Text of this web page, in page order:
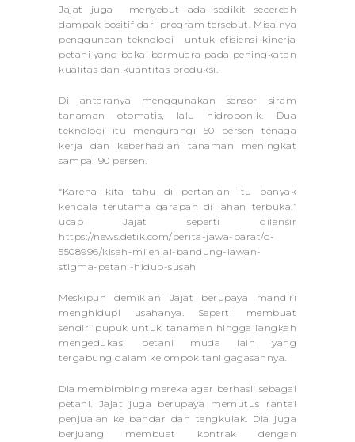
Jajat juga menyebut ada sedikit secercah
dampak positif dari program tersebut. Misalnya
penggunaan teknologi untuk efisiensi kinerja
petani yang bakal bermuara pada peningkatan
kualitas dan kuantitas produksi.
Di antaranya menggunakan sensor siram
tanaman otomatis, lalu hidroponik. Dua
teknologi itu mengurangi 50 persen tenaga
kerja dan keberhasilan tanaman meningkat
sampai 90 persen.
“Karena kita tahu di pertanian itu banyak
kendala terutama garapan di lahan terbuka,”
ucap Jajat seperti dilansir
https://news.detik.com/berita-jawa-barat/d-
5508996/kisah-milenial-bandung-lawan-
stigma-petani-hidup-susah
Meskipun demikian Jajat berupaya mandiri
menghidupi usahanya. Seperti membuat
sendiri pupuk untuk tanaman hingga langkah
mengedukasi petani muda lain yang
tergabung dalam kelompok tani gagasannya.
Dia membimbing mereka agar berhasil sebagai
petani. Jajat juga berupaya memutus rantai
penjualan ke bandar dan tengkulak. Dia juga
berjuang membuat kontrak dengan